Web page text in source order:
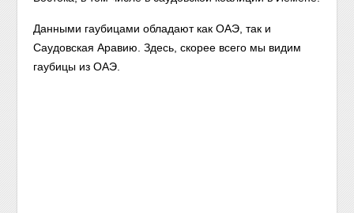
Данными гаубицами обладают как ОАЭ, так и
Саудовская Аравию. Здесь, скорее всего мы видим
гаубицы из ОАЭ.